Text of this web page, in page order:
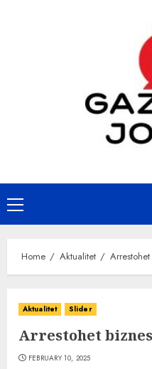
Primary
Menu
Home Aktualitet
Aktualitet Slider
Arrestohet
FEBRUARY 10, 2025